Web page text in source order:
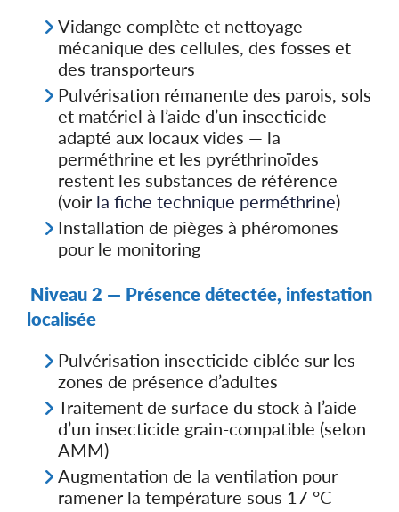
Vidange complète et nettoyage
mécanique des cellules, des fosses et
des transporteurs
Pulvérisation rémanente des parois, sols
et matériel à l’aide d’un insecticide
adapté aux locaux vides — la
perméthrine et les pyréthrinoïdes
restent les substances de référence
(voir la fiche technique perméthrine)
Installation de pièges à phéromones
pour le monitoring
Niveau 2 — Présence détectée, infestation
localisée
Pulvérisation insecticide ciblée sur les
zones de présence d’adultes
Traitement de surface du stock à l’aide
d’un insecticide grain-compatible (selon
AMM)
Augmentation de la ventilation pour
ramener la température sous 17 °C